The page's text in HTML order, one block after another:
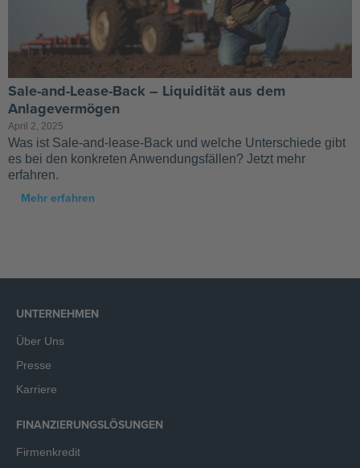
Sale-and-Lease-Back – Liquidität aus dem
Anlagevermögen
April 2, 2025
Was ist Sale-and-lease-Back und welche Unterschiede gibt
es bei den konkreten Anwendungsfällen? Jetzt mehr
erfahren.
Mehr erfahren
UNTERNEHMEN
Über Uns
Presse
Karriere
FINANZIERUNGSLÖSUNGEN
Firmenkredit